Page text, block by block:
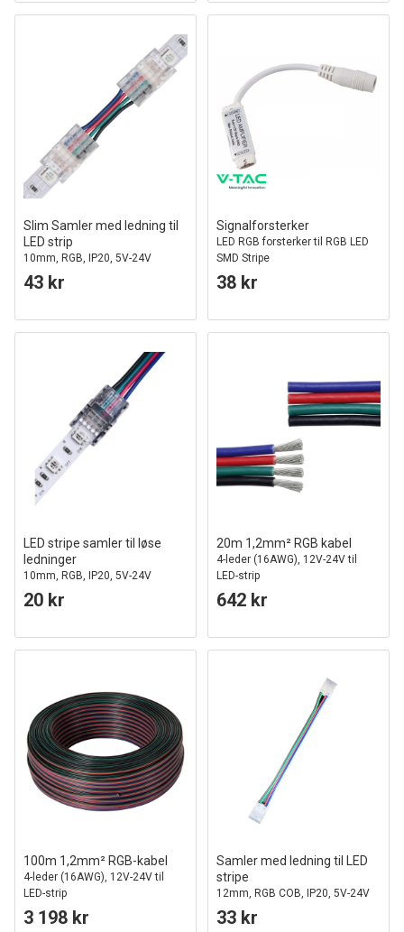
Slim Samler med ledning til
LED strip
10mm, RGB, IP20, 5V-24V
43 kr
Signalforsterker
LED RGB forsterker til RGB LED
SMD Stripe
38 kr
LED stripe samler til løse
ledninger
10mm, RGB, IP20, 5V-24V
20 kr
20m 1,2mm² RGB kabel
4-leder (16AWG), 12V-24V til
LED-strip
642 kr
100m 1,2mm² RGB-kabel
4-leder (16AWG), 12V-24V til
LED-strip
3 198 kr
Samler med ledning til LED
stripe
12mm, RGB COB, IP20, 5V-24V
33 kr